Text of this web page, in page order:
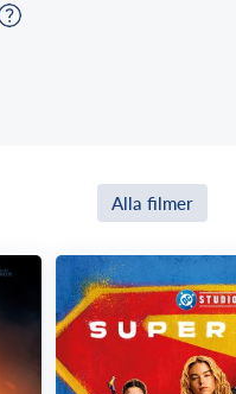
Alla filmer